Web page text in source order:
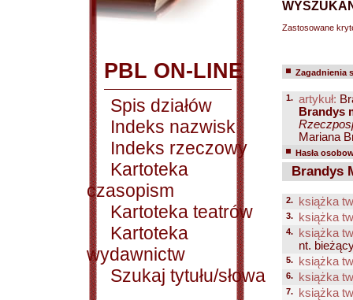
PBL ON-LINE
Spis działów
Indeks nazwisk
Indeks rzeczowy
Kartoteka
czasopism
Kartoteka teatrów
Kartoteka
wydawnictw
Szukaj tytułu/słowa
Zastosowane
Zagadnienia
1. artykuł:
Brandys
Mariana
Hasła
Brandys
2. książka
3. książka
4.
książka
nt.
5. książka
6. książka
7. książka